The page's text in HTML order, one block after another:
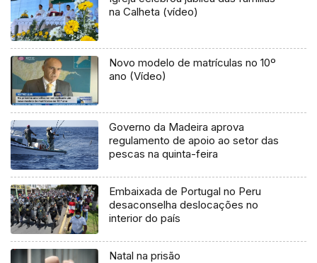
na Calheta (vídeo)
Novo modelo de matrículas no 10º
ano (Vídeo)
Governo da Madeira aprova
regulamento de apoio ao setor das
pescas na quinta-feira
Embaixada de Portugal no Peru
desaconselha deslocações no
interior do país
Natal na prisão